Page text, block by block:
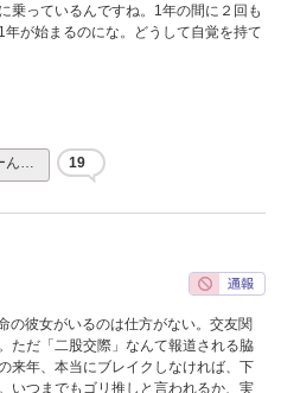
乗っているんですね。1年の間に２回も
が始まるのにな。どうして自覚を持て
ん… 19
の彼女がいるのは仕方がない。交友関
ただ「二股交際」なんて報道される脇
来年、本当にブレイクしなければ、下
いつまでもゴリ推しと言われるか、実